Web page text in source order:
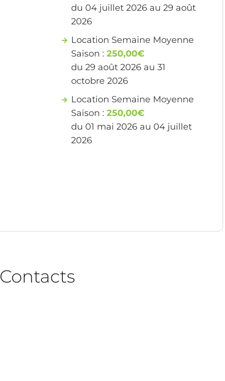
du 04 juillet 2026 au 29 août
2026
Location Semaine Moyenne
Saison :250,00€
du 29 août 2026 au 31
octobre 2026
Location Semaine Moyenne
Saison :250,00€
du 01 mai 2026 au 04 juillet
2026
Contacts